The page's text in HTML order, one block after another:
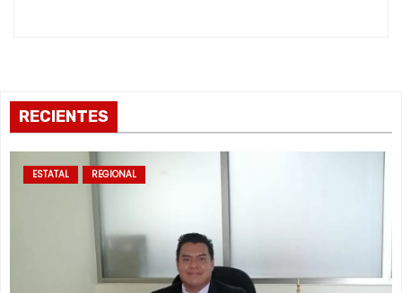
RECIENTES
ESTATAL REGIONAL